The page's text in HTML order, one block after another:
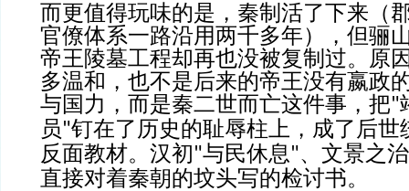
而更值得玩味的是，秦制活了下来（
官僚体系一路沿用两千多年），但骊
帝王陵墓工程却再也没被复制过。原
多温和，也不是后来的帝王没有嬴政
与国力，而是秦二世而亡这件事，把"
员"钉在了历史的耻辱柱上，成了后世
反面教材。汉初"与民休息"、文景之
直接对着秦朝的坟头写的检讨书。